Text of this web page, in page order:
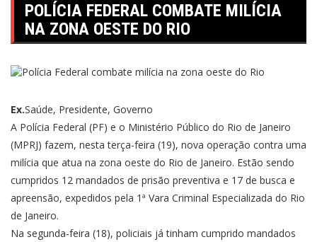
POLÍCIA FEDERAL COMBATE MILÍCIA
NA ZONA OESTE DO RIO
Ex.Saúde, Presidente, Governo
A Polícia Federal (PF) e o Ministério Público do Rio de Janeiro
(MPRJ) fazem, nesta terça-feira (19), nova operação contra uma
milícia que atua na zona oeste do Rio de Janeiro. Estão sendo
cumpridos 12 mandados de prisão preventiva e 17 de busca e
apreensão, expedidos pela 1ª Vara Criminal Especializada do Rio
de Janeiro.
Na segunda-feira (18), policiais já tinham cumprido mandados